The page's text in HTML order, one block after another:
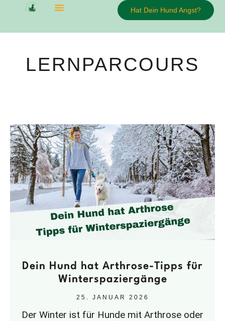
Hat Dein Hund Angst?
LERNPARCOURS
Dein Hund hat Arthrose-Tipps für
Winterspaziergänge
25. JANUAR 2026
Der Winter ist für Hunde mit Arthrose oder